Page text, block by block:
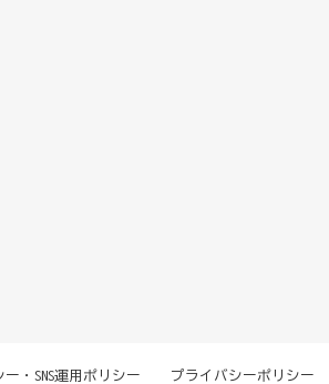
・SNS運用ポリシー プライバシーポリシー